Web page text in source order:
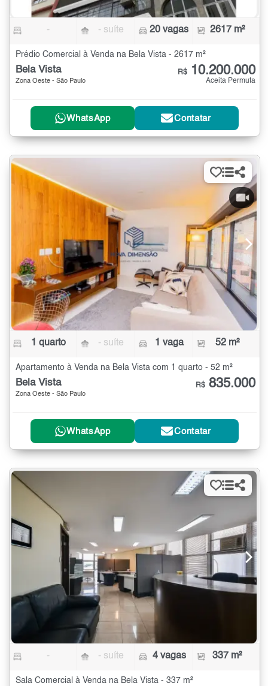
- - suíte 20 vagas 2617 m²
Prédio Comercial à Venda na Bela Vista - 2617 m²
Bela Vista
Zona Oeste - São Paulo
R$ 10.200.000
Aceita Permuta
WhatsApp Contatar
1 quarto - suíte 1 vaga 52 m²
Apartamento à Venda na Bela Vista com 1 quarto - 52 m²
Bela Vista
Zona Oeste - São Paulo
R$ 835.000
WhatsApp Contatar
- - suíte 4 vagas 337 m²
Sala Comercial à Venda na Bela Vista - 337 m²